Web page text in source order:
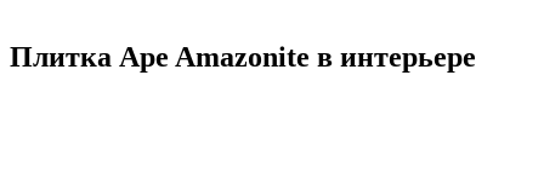
Плитка Ape Amazonite в интерьере